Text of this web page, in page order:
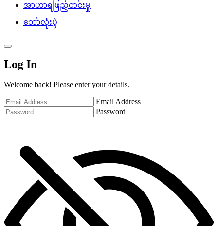
အာဟာရဖြည့်တင်းမှု
ဘော်လုံးပွဲ
Log In
Welcome back! Please enter your details.
Email Address
Password